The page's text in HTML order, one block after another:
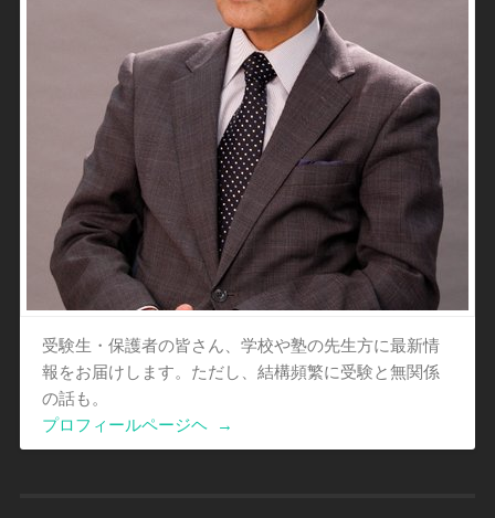
受験生・保護者の皆さん、学校や塾の先生方に最新情
報をお届けします。ただし、結構頻繁に受験と無関係
の話も。
プロフィールページヘ
→